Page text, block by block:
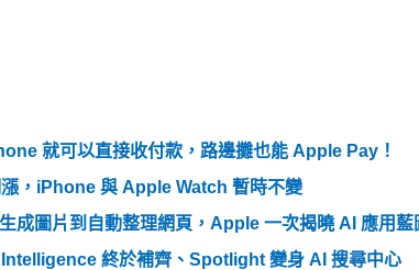
就可以直接收付款，路邊攤也能 Apple Pay！
，iPhone 與 Apple Watch 暫時不變
成圖片到自動整理網頁，Apple 一次揭曉 AI 應用藍
終於補齊、Spotlight 變身 AI 搜尋中心